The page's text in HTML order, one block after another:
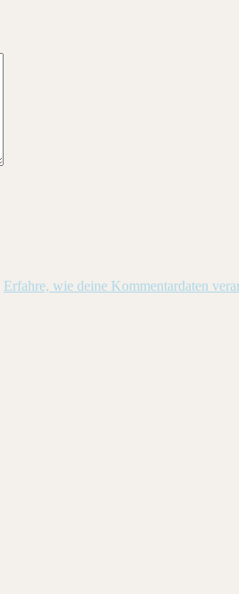
Erfahre, wie deine Kommentardaten